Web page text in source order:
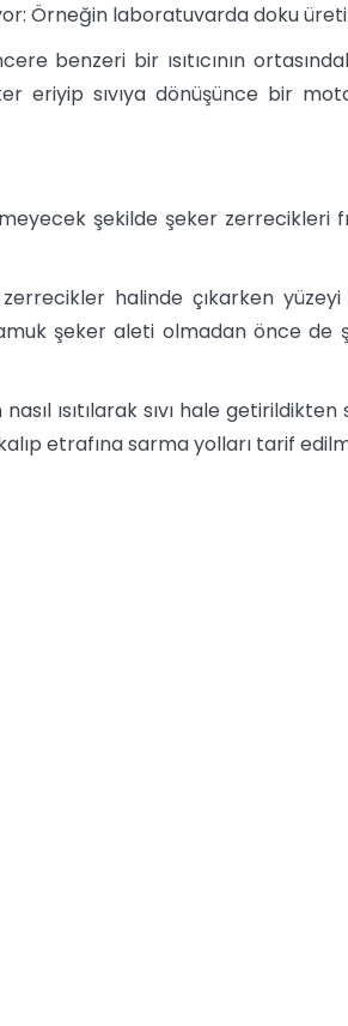
Örneğin laboratuvarda doku
benzeri bir ısıtıcının
eriyip sıvıya dönüşünce bir
şekilde şeker zerrecikleri
halinde çıkarken
şeker aleti olmadan önce de
ısıtılarak sıvı hale getirildikten
etrafına sarma yolları tarif